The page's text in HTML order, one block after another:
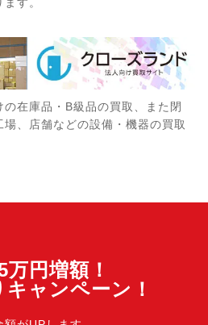
す。
在庫品・B級品の買取、また閉
、店舗などの設備・機器の買取
万円増額！
ャンペーン！